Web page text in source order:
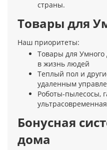
страны.
Товары для
Наш приоритеты:
Товары для
в жизнь людей
Теплый пол и
удаленным
Роботы-пылесосы,
Бонусная
дома